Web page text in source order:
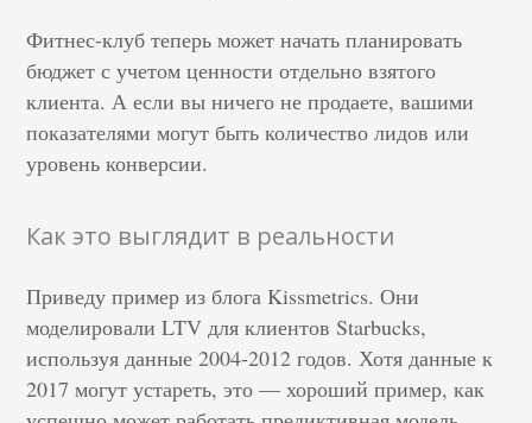
Фитнес-клуб теперь может начать планировать
бюджет с учетом ценности отдельно взятого
клиента. А если вы ничего не продаете, вашими
показателями могут быть количество лидов или
уровень конверсии.
Как это выглядит в реальности
Приведу пример из блога Kissmetrics. Они
моделировали LTV для клиентов Starbucks,
используя данные 2004-2012 годов. Хотя данные к
2017 могут устареть, это — хороший пример, как